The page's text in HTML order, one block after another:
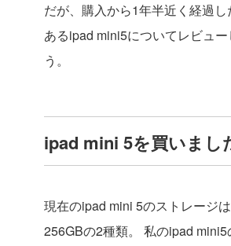
だが、購入から1年半近く経過
あるipad mini5についてレビュ
う。
ipad mini 5を買いまし
現在のipad mini 5のストレージ
256GBの2種類。
私のipad mini5